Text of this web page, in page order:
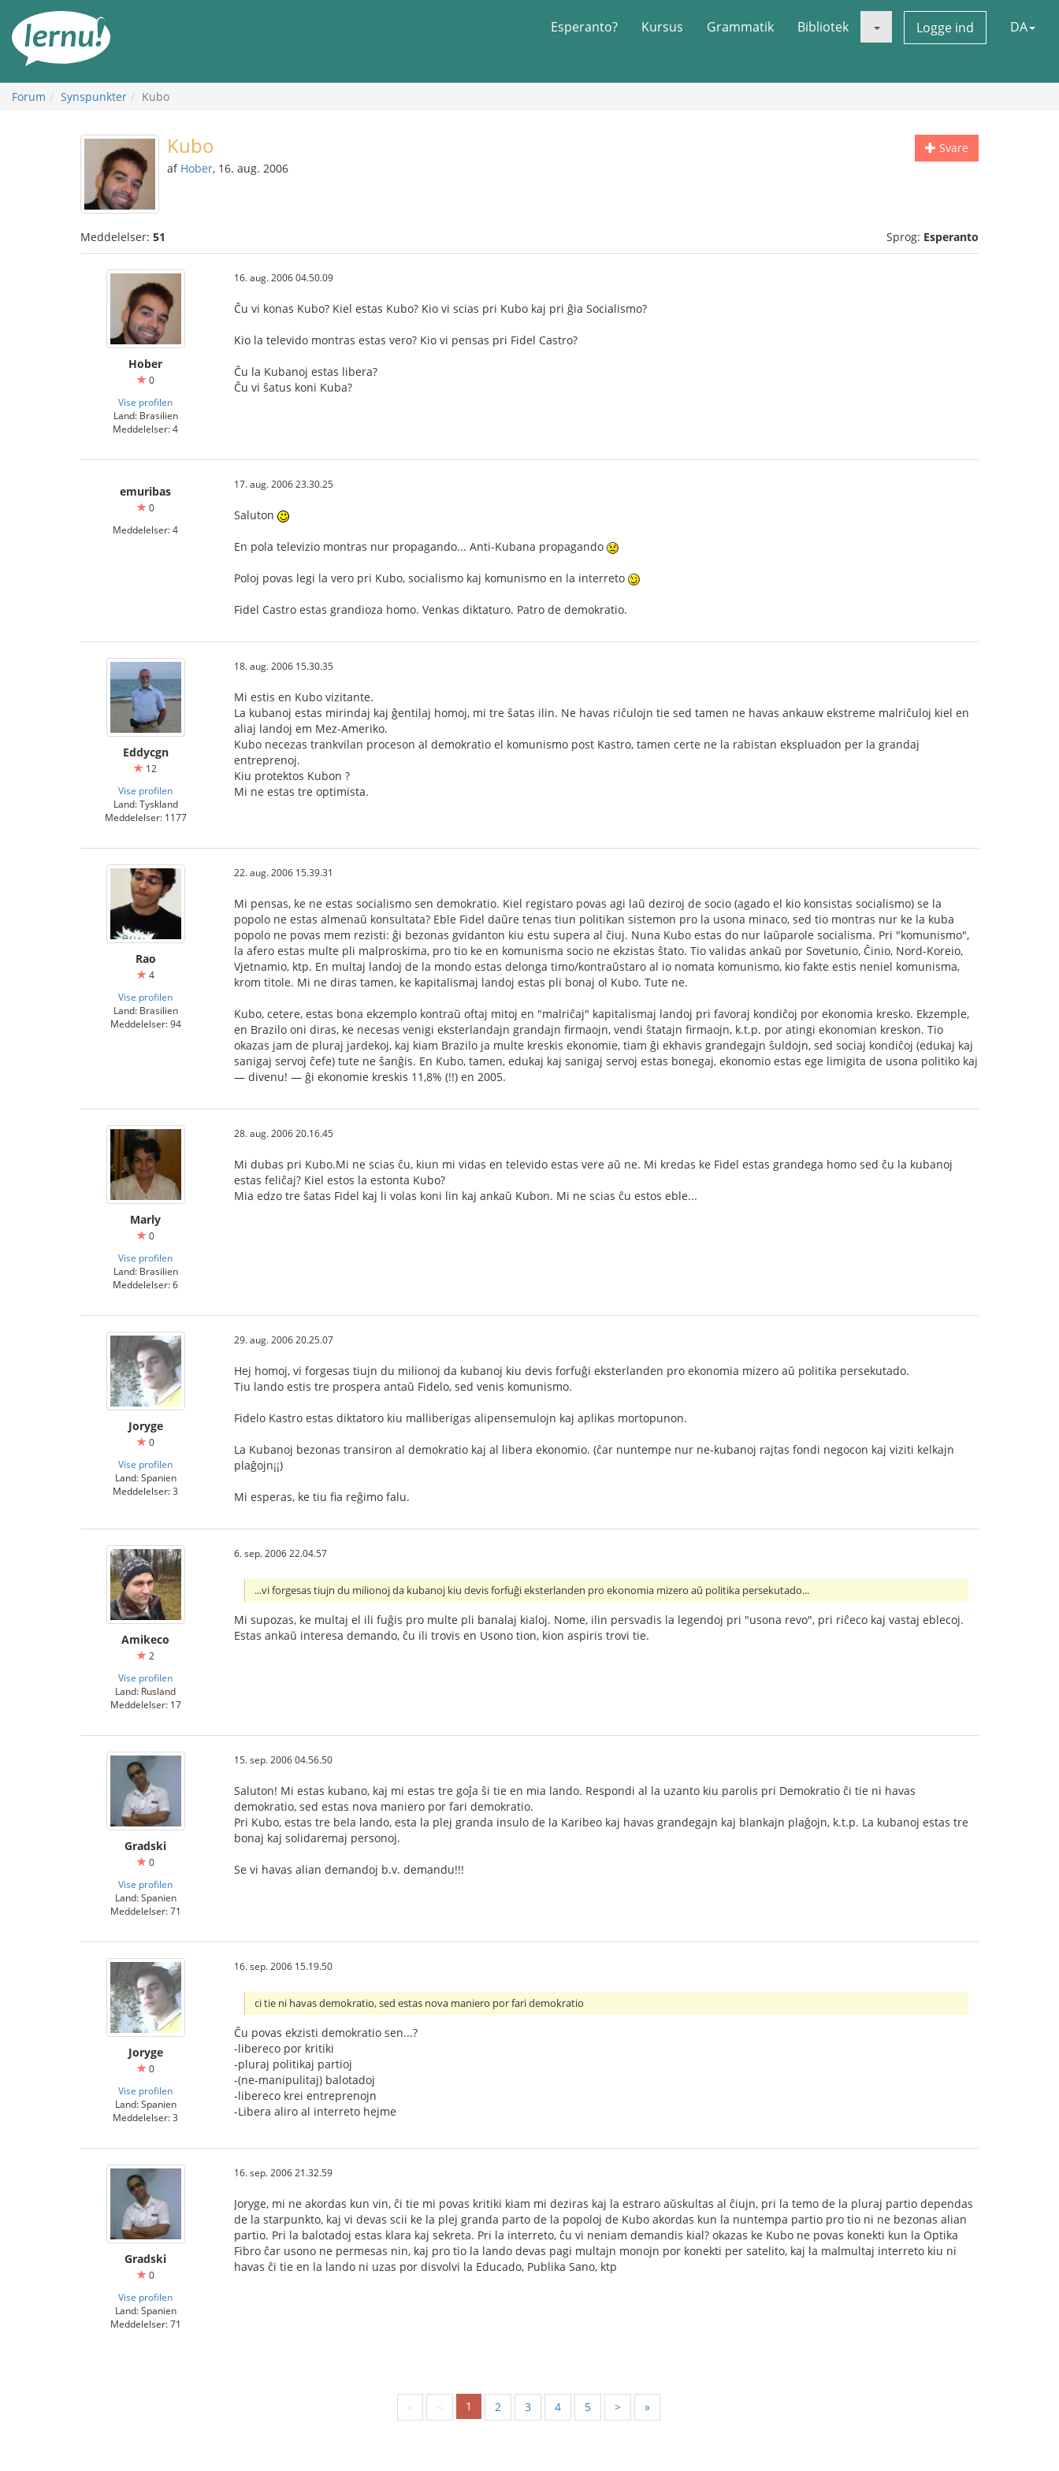
indholdet
Esperanto? Kursus Grammatik Bibliotek Logge ind DA
Forum Synspunkter Kubo
Svare
Kubo
af Hober, 16. aug. 2006
Meddelelser: 51 Sprog: Esperanto
Hober
0
Vise profilen
Land: Brasilien
Meddelelser: 4
16. aug. 2006 04.50.09
Ĉu vi konas Kubo? Kiel estas Kubo? Kio vi scias pri Kubo kaj pri ĝia Socialismo?
Kio la televido montras estas vero? Kio vi pensas pri Fidel Castro?
Ĉu la Kubanoj estas libera?
Ĉu vi ŝatus koni Kuba?
emuribas
0
Meddelelser: 4
17. aug. 2006 23.30.25
Saluton
En pola televizio montras nur propagando... Anti-Kubana propagando
Poloj povas legi la vero pri Kubo, socialismo kaj komunismo en la interreto
Fidel Castro estas grandioza homo. Venkas diktaturo. Patro de demokratio.
Eddycgn
12
Vise profilen
Land: Tyskland
Meddelelser: 1177
18. aug. 2006 15.30.35
Mi estis en Kubo vizitante.
La kubanoj estas mirindaj kaj ĝentilaj homoj, mi tre ŝatas ilin. Ne havas riĉulojn tie sed tamen ne havas ankauw ekstreme malriĉuloj kiel en
aliaj landoj em Mez-Ameriko.
Kubo necezas trankvilan proceson al demokratio el komunismo post Kastro, tamen certe ne la rabistan ekspluadon per la grandaj
entreprenoj.
Kiu protektos Kubon ?
Mi ne estas tre optimista.
Rao
4
Vise profilen
Land: Brasilien
Meddelelser: 94
22. aug. 2006 15.39.31
Mi pensas, ke ne estas socialismo sen demokratio. Kiel registaro povas agi laŭ deziroj de socio (agado el kio konsistas socialismo) se la
popolo ne estas almenaŭ konsultata? Eble Fidel daŭre tenas tiun politikan sistemon pro la usona minaco, sed tio montras nur ke la kuba
popolo ne povas mem rezisti: ĝi bezonas gvidanton kiu estu supera al ĉiuj. Nuna Kubo estas do nur laŭparole socialisma. Pri "komunismo",
la afero estas multe pli malproskima, pro tio ke en komunisma socio ne ekzistas ŝtato. Tio validas ankaŭ por Sovetunio, Ĉinio, Nord-Koreio,
Vjetnamio, ktp. En multaj landoj de la mondo estas delonga timo/kontraŭstaro al io nomata komunismo, kio fakte estis neniel komunisma,
krom titole. Mi ne diras tamen, ke kapitalismaj landoj estas pli bonaj ol Kubo. Tute ne.
Kubo, cetere, estas bona ekzemplo kontraŭ oftaj mitoj en "malriĉaj" kapitalismaj landoj pri favoraj kondiĉoj por ekonomia kresko. Ekzemple,
en Brazilo oni diras, ke necesas venigi eksterlandajn grandajn firmaojn, vendi ŝtatajn firmaojn, k.t.p. por atingi ekonomian kreskon. Tio
okazas jam de pluraj jardekoj, kaj kiam Brazilo ja multe kreskis ekonomie, tiam ĝi ekhavis grandegajn ŝuldojn, sed sociaj kondiĉoj (edukaj kaj
sanigaj servoj ĉefe) tute ne ŝanĝis. En Kubo, tamen, edukaj kaj sanigaj servoj estas bonegaj, ekonomio estas ege limigita de usona politiko kaj
— divenu! — ĝi ekonomie kreskis 11,8% (!!) en 2005.
Marly
0
Vise profilen
Land: Brasilien
Meddelelser: 6
28. aug. 2006 20.16.45
Mi dubas pri Kubo.Mi ne scias ĉu, kiun mi vidas en televido estas vere aŭ ne. Mi kredas ke Fidel estas grandega homo sed ĉu la kubanoj
estas feliĉaj? Kiel estos la estonta Kubo?
Mia edzo tre ŝatas Fidel kaj li volas koni lin kaj ankaŭ Kubon. Mi ne scias ĉu estos eble...
Joryge
0
Vise profilen
Land: Spanien
Meddelelser: 3
29. aug. 2006 20.25.07
Hej homoj, vi forgesas tiujn du milionoj da kubanoj kiu devis forfuĝi eksterlanden pro ekonomia mizero aŭ politika persekutado.
Tiu lando estis tre prospera antaŭ Fidelo, sed venis komunismo.
Fidelo Kastro estas diktatoro kiu malliberigas alipensemulojn kaj aplikas mortopunon.
La Kubanoj bezonas transiron al demokratio kaj al libera ekonomio. (ĉar nuntempe nur ne-kubanoj rajtas fondi negocon kaj viziti kelkajn
plaĝojn¡¡)
Mi esperas, ke tiu fia reĝimo falu.
Amikeco
2
Vise profilen
Land: Rusland
Meddelelser: 17
6. sep. 2006 22.04.57
...vi forgesas tiujn du milionoj da kubanoj kiu devis forfuĝi eksterlanden pro ekonomia mizero aŭ politika persekutado...
Mi supozas, ke multaj el ili fuĝis pro multe pli banalaj kialoj. Nome, ilin persvadis la legendoj pri "usona revo", pri riĉeco kaj vastaj eblecoj.
Estas ankaŭ interesa demando, ĉu ili trovis en Usono tion, kion aspiris trovi tie.
Gradski
0
Vise profilen
Land: Spanien
Meddelelser: 71
15. sep. 2006 04.56.50
Saluton! Mi estas kubano, kaj mi estas tre goĵa ŝi tie en mia lando. Respondi al la uzanto kiu parolis pri Demokratio ĉi tie ni havas
demokratio, sed estas nova maniero por fari demokratio.
Pri Kubo, estas tre bela lando, esta la plej granda insulo de la Karibeo kaj havas grandegajn kaj blankajn plaĝojn, k.t.p. La kubanoj estas tre
bonaj kaj solidaremaj personoj.
Se vi havas alian demandoj b.v. demandu!!!
Joryge
0
Vise profilen
Land: Spanien
Meddelelser: 3
16. sep. 2006 15.19.50
ci tie ni havas demokratio, sed estas nova maniero por fari demokratio
Ĉu povas ekzisti demokratio sen...?
-libereco por kritiki
-pluraj politikaj partioj
-(ne-manipulitaj) balotadoj
-libereco krei entreprenojn
-Libera aliro al interreto hejme
Gradski
0
Vise profilen
Land: Spanien
Meddelelser: 71
16. sep. 2006 21.32.59
Joryge, mi ne akordas kun vin, ĉi tie mi povas kritiki kiam mi deziras kaj la estraro aŭskultas al ĉiujn, pri la temo de la pluraj partio dependas
de la starpunkto, kaj vi devas scii ke la plej granda parto de la popoloj de Kubo akordas kun la nuntempa partio pro tio ni ne bezonas alian
partio. Pri la balotadoj estas klara kaj sekreta. Pri la interreto, ĉu vi neniam demandis kial? okazas ke Kubo ne povas konekti kun la Optika
Fibro ĉar usono ne permesas nin, kaj pro tio la lando devas pagi multajn monojn por konekti per satelito, kaj la malmultaj interreto kiu ni
havas ĉi tie en la lando ni uzas por disvolvi la Educado, Publika Sano, ktp
« < 1 2 3 4 5 > »